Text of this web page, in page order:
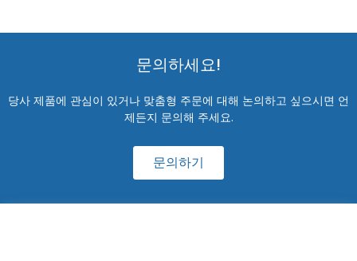
문의하세요!
당사 제품에 관심이 있거나 맞춤형 주문에 대해 논의하고 싶으시면 언
제든지 문의해 주세요.
문의하기